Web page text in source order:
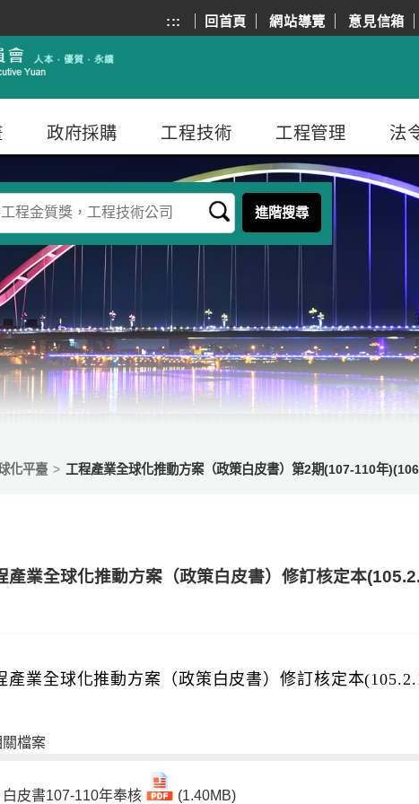
::: 回首頁 網站導覽 意見信箱
政府採購 工程技術 工程管理 法
進階搜尋
化平臺 工程產業全球化推動方案（政策白皮書）第2期(107-110年
產業全球化推動方案（政策白皮書）修訂核定本
產業全球化推動方案（政策白皮書）修訂核定本
關檔案
白皮書107-110年奉核 (1.40MB)